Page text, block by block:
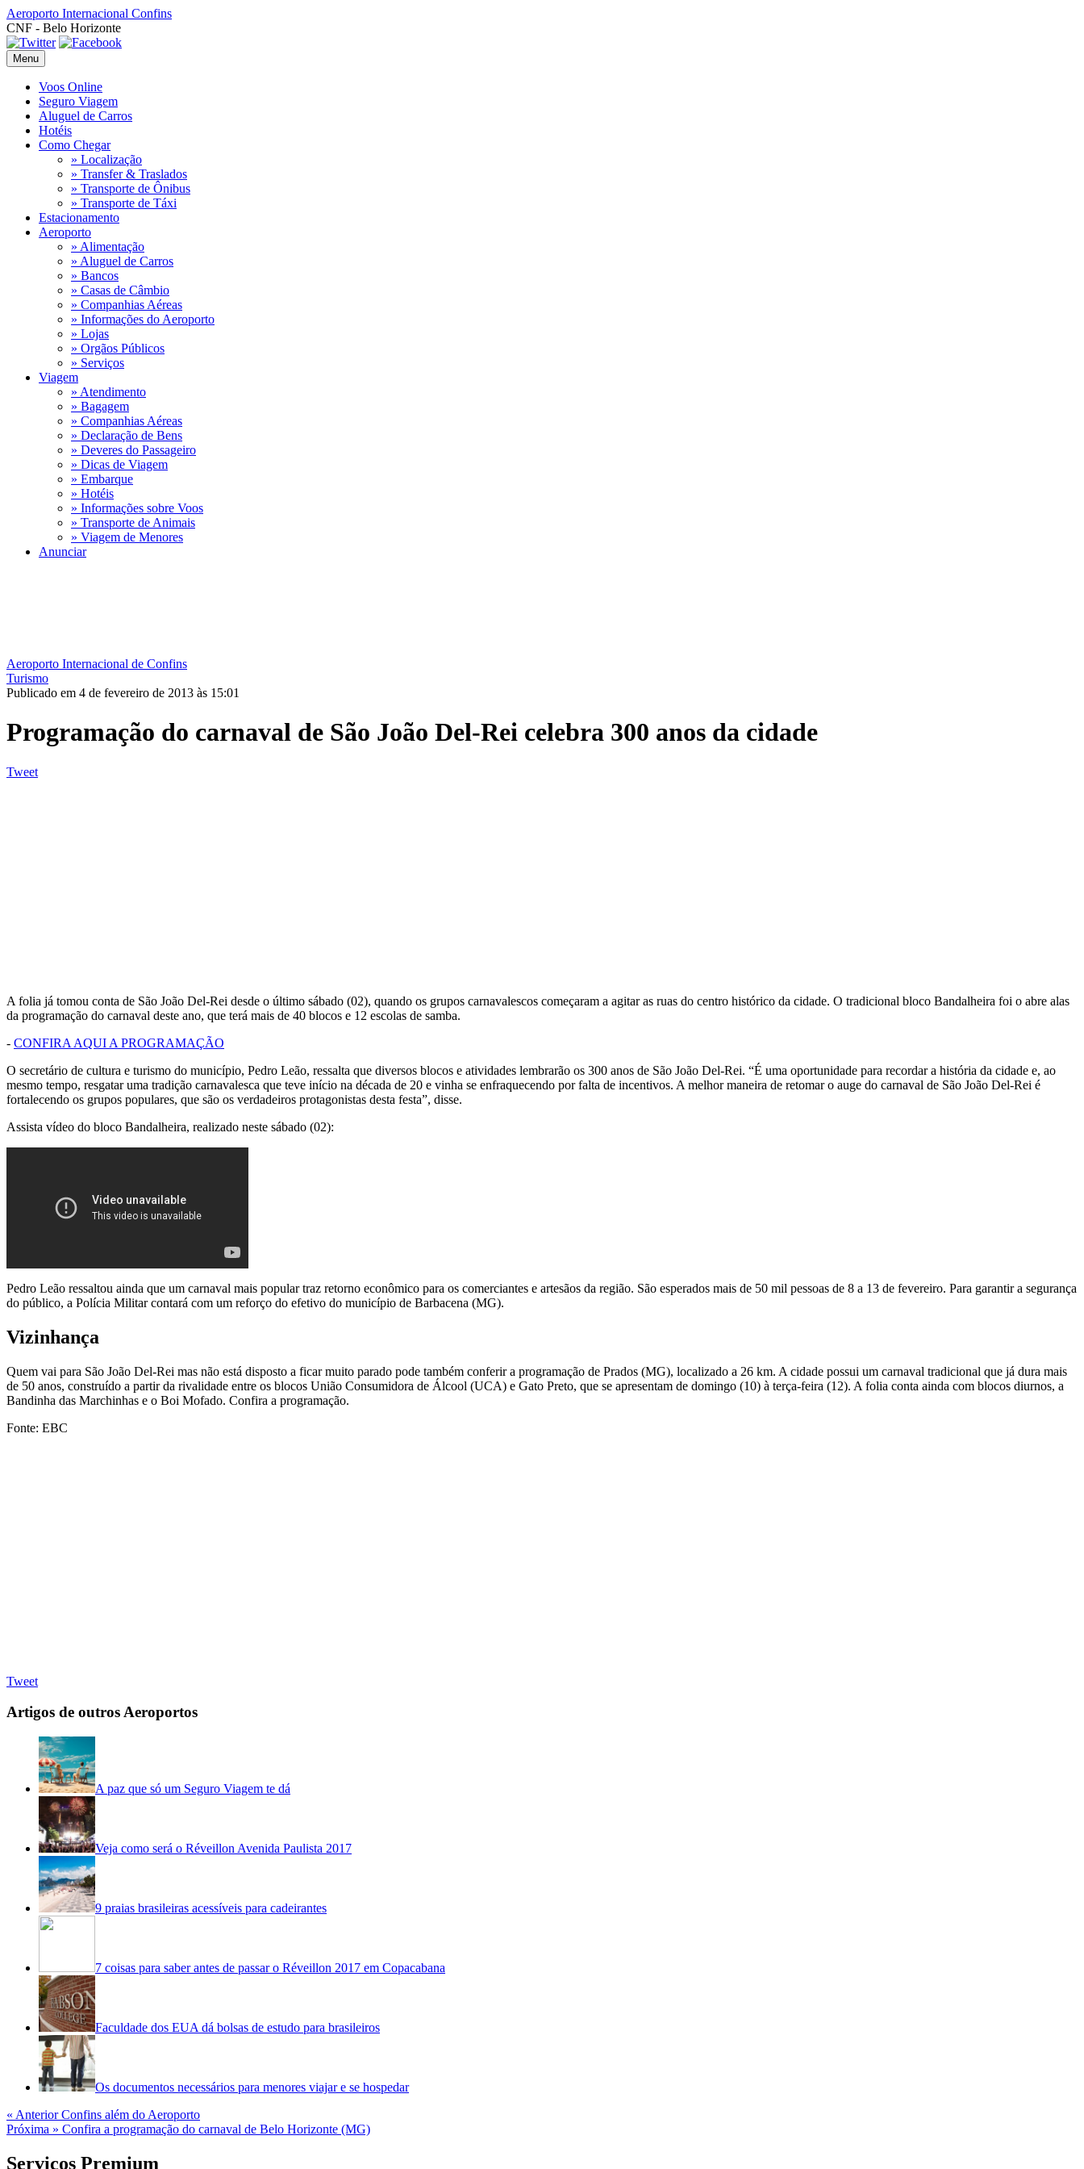
Aeroporto Internacional Confins
CNF - Belo Horizonte
Menu
Voos Online
Seguro Viagem
Aluguel de Carros
Hotéis
Como Chegar
» Localização
» Transfer & Traslados
» Transporte de Ônibus
» Transporte de Táxi
Estacionamento
Aeroporto
» Alimentação
» Aluguel de Carros
» Bancos
» Casas de Câmbio
» Companhias Aéreas
» Informações do Aeroporto
» Lojas
» Orgãos Públicos
» Serviços
Viagem
» Atendimento
» Bagagem
» Companhias Aéreas
» Declaração de Bens
» Deveres do Passageiro
» Dicas de Viagem
» Embarque
» Hotéis
» Informações sobre Voos
» Transporte de Animais
» Viagem de Menores
Anunciar
Aeroporto Internacional de Confins
Turismo
Publicado em 4 de fevereiro de 2013 às 15:01
Programação do carnaval de São João Del-Rei celebra 300 anos da cidade
Tweet
A folia já tomou conta de São João Del-Rei desde o último sábado (02), quando os grupos carnavalescos começaram a agitar as ruas do centro histórico da cidade. O tradicional bloco Bandalheira foi o abre alas
da programação do carnaval deste ano, que terá mais de 40 blocos e 12 escolas de samba.
- CONFIRA AQUI A PROGRAMAÇÃO
O secretário de cultura e turismo do município, Pedro Leão, ressalta que diversos blocos e atividades lembrarão os 300 anos de São João Del-Rei. “É uma oportunidade para recordar a história da cidade e, ao
mesmo tempo, resgatar uma tradição carnavalesca que teve início na década de 20 e vinha se enfraquecendo por falta de incentivos. A melhor maneira de retomar o auge do carnaval de São João Del-Rei é
fortalecendo os grupos populares, que são os verdadeiros protagonistas desta festa”, disse.
Assista vídeo do bloco Bandalheira, realizado neste sábado (02):
Pedro Leão ressaltou ainda que um carnaval mais popular traz retorno econômico para os comerciantes e artesãos da região. São esperados mais de 50 mil pessoas de 8 a 13 de fevereiro. Para garantir a segurança
do público, a Polícia Militar contará com um reforço do efetivo do município de Barbacena (MG).
Vizinhança
Quem vai para São João Del-Rei mas não está disposto a ficar muito parado pode também conferir a programação de Prados (MG), localizado a 26 km. A cidade possui um carnaval tradicional que já dura mais
de 50 anos, construído a partir da rivalidade entre os blocos União Consumidora de Álcool (UCA) e Gato Preto, que se apresentam de domingo (10) à terça-feira (12). A folia conta ainda com blocos diurnos, a
Bandinha das Marchinhas e o Boi Mofado. Confira a programação.
Fonte: EBC
Tweet
Artigos de outros Aeroportos
A paz que só um Seguro Viagem te dá
Veja como será o Réveillon Avenida Paulista 2017
9 praias brasileiras acessíveis para cadeirantes
7 coisas para saber antes de passar o Réveillon 2017 em Copacabana
Faculdade dos EUA dá bolsas de estudo para brasileiros
Os documentos necessários para menores viajar e se hospedar
« AnteriorConfins além do Aeroporto
Próxima » Confira a programação do carnaval de Belo Horizonte (MG)
Serviços Premium